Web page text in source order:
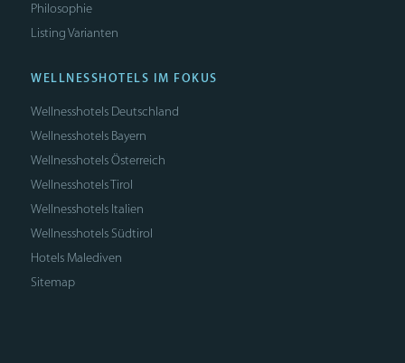
Philosophie
Listing Varianten
WELLNESSHOTELS IM FOKUS
Wellnesshotels Deutschland
Wellnesshotels Bayern
Wellnesshotels Österreich
Wellnesshotels Tirol
Wellnesshotels Italien
Wellnesshotels Südtirol
Hotels Malediven
Sitemap